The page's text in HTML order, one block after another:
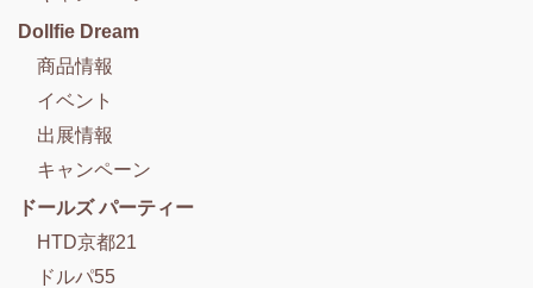
Dollfie Dream
商品情報
イベント
出展情報
キャンペーン
ドールズ パーティー
HTD京都21
ドルパ55